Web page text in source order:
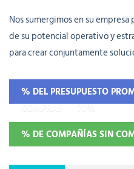
Nos sumergimos en su
de su potencial operativo y
para crear conjuntamente
% DEL PRESUPUESTO
COMPRAS
70%
% DE COMPAÑÍAS SIN